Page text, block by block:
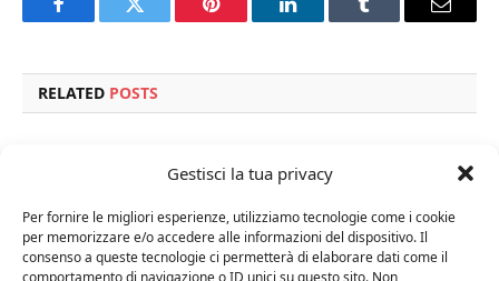
Gestisci la tua privacy
Per fornire le migliori esperienze, utilizziamo tecnologie come i cookie
per memorizzare e/o accedere alle informazioni del dispositivo. Il
consenso a queste tecnologie ci permetterà di elaborare dati come il
comportamento di navigazione o ID unici su questo sito. Non
FacebookTwitter Pinterest LinkedInTumblr Email
RELATED POSTS